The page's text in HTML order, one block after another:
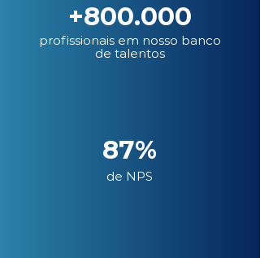
+800.000
profissionais em nosso banco
de talentos
87%
de NPS